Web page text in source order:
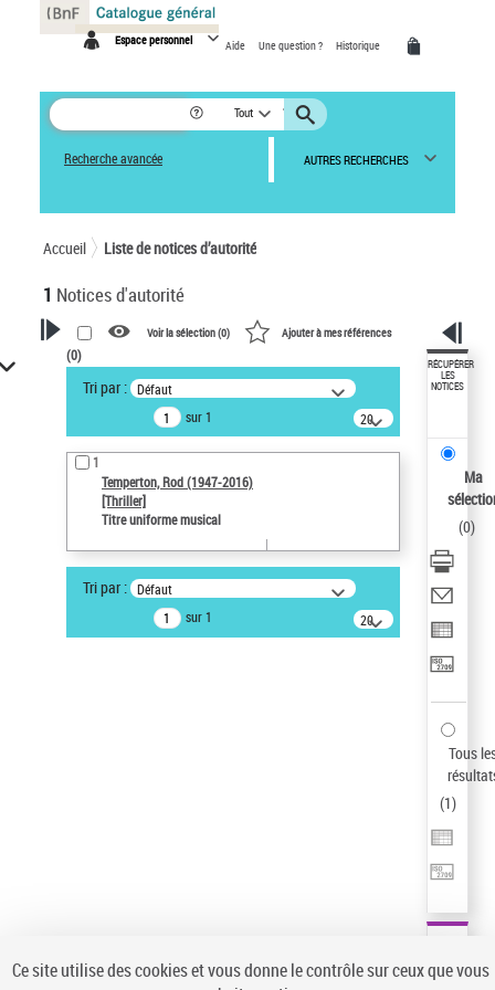
Espace personnel Aide Une question ? Historique
Tout
Recherche avancée AUTRES RECHERCHES
Accueil Liste de notices d’autorité
1 Notices d'autorité
VOTRE RECHERCHE
Recherche avancée dans les
notices d’autorité
Œuvres liées à l'auteur :
Temperton, Rod (1947-2016)
Sauvegarder votre recherche
AFFINER
Type de notice d'autorité
Voir la sélection (0) Ajouter à mes références
(0)
Tri par : Défaut
sur 1
20
résultats/page
1
Temperton, Rod (1947-2016)
[Thriller]
Titre uniforme musical
Tri par : Défaut
sur 1
20
résultats/page
RÉCUPÉRER
LES
NOTICES
Ma
(0)
Tous
(1)
Panneau de gestion des cookies
Ce site utilise des cookies et vous donne le contrôle sur ceux que vous